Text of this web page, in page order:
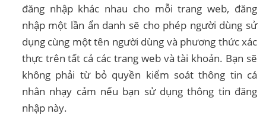
đăng nhập khác nhau cho mỗi trang web, đăng
nhập một lần ẩn danh sẽ cho phép người dùng sử
dụng cùng một tên người dùng và phương thức xác
thực trên tất cả các trang web và tài khoản. Bạn sẽ
không phải từ bỏ quyền kiểm soát thông tin cá
nhân nhạy cảm nếu bạn sử dụng thông tin đăng
nhập này.